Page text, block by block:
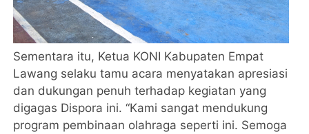
Sementara itu, Ketua KONI Kabupaten Empat
Lawang selaku tamu acara menyatakan apresiasi
dan dukungan penuh terhadap kegiatan yang
digagas Dispora ini. “Kami sangat mendukung
program pembinaan olahraga seperti ini. Semoga